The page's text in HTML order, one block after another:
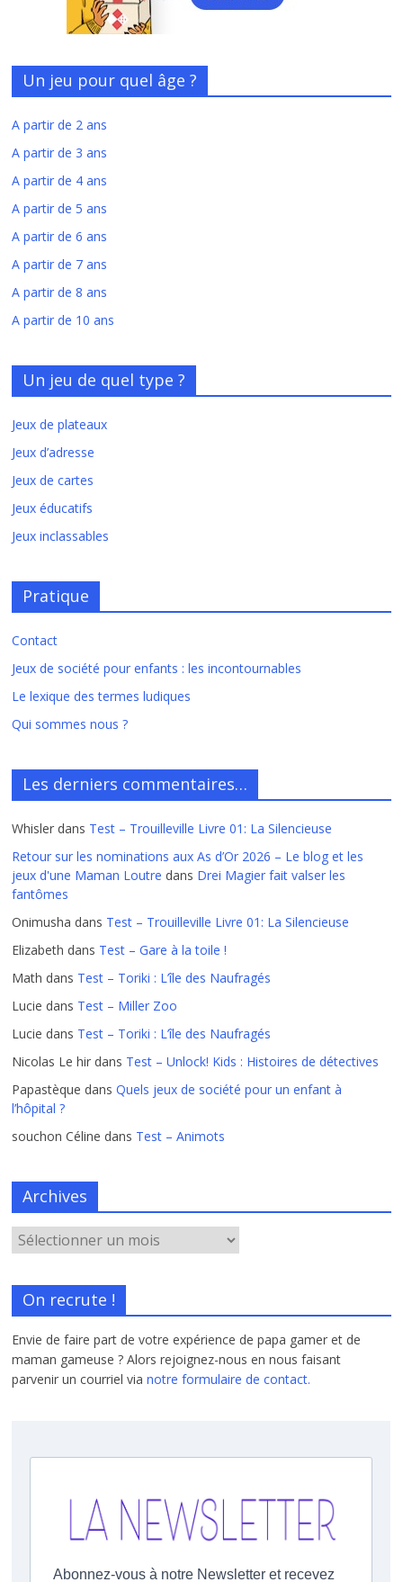
Un jeu pour quel âge ?
A partir de 2 ans
A partir de 3 ans
A partir de 4 ans
A partir de 5 ans
A partir de 6 ans
A partir de 7 ans
A partir de 8 ans
A partir de 10 ans
Un jeu de quel type ?
Jeux de plateaux
Jeux d’adresse
Jeux de cartes
Jeux éducatifs
Jeux inclassables
Pratique
Contact
Jeux de société pour enfants : les incontournables
Le lexique des termes ludiques
Qui sommes nous ?
Les derniers commentaires…
Whisler dans Test – Trouilleville Livre 01: La Silencieuse
Retour sur les nominations aux As d’Or 2026 – Le blog et les
jeux d'une Maman Loutre dans Drei Magier fait valser les
fantômes
Onimusha dans Test – Trouilleville Livre 01: La Silencieuse
Elizabeth dans Test – Gare à la toile !
Math dans Test – Toriki : L’île des Naufragés
Lucie dans Test – Miller Zoo
Lucie dans Test – Toriki : L’île des Naufragés
Nicolas Le hir dans Test – Unlock! Kids : Histoires de détectives
Papastèque dansQuels jeux de société pour un enfant à
l’hôpital ?
souchon Céline dans Test – Animots
Archives
On recrute !
Envie de faire part de votre expérience de papa gamer et de
maman gameuse ? Alors rejoignez-nous en nous faisant
parvenir un courriel vianotre formulaire de contact.